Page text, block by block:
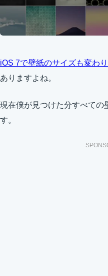
iOS 7で壁紙のサイズも変わ
ありますよね。
現在僕が見つけた分すべての
す。